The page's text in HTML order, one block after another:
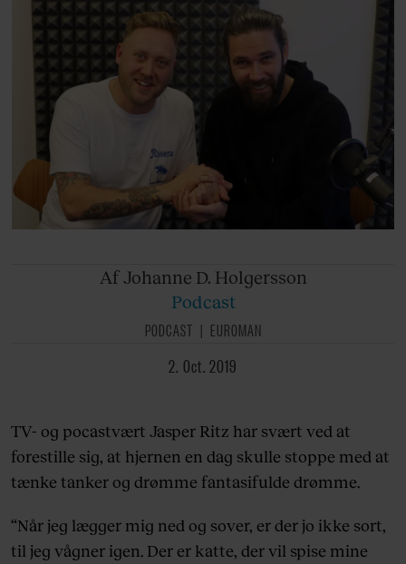
Af Johanne D. Holgersson
Podcast
PODCAST
EUROMAN
2. Oct. 2019
TV- og pocastvært Jasper Ritz har svært ved at
forestille sig, at hjernen en dag skulle stoppe med at
tænke tanker og drømme fantasifulde drømme.
“Når jeg lægger mig ned og sover, er der jo ikke sort,
til jeg vågner igen. Der er katte, der vil spise mine